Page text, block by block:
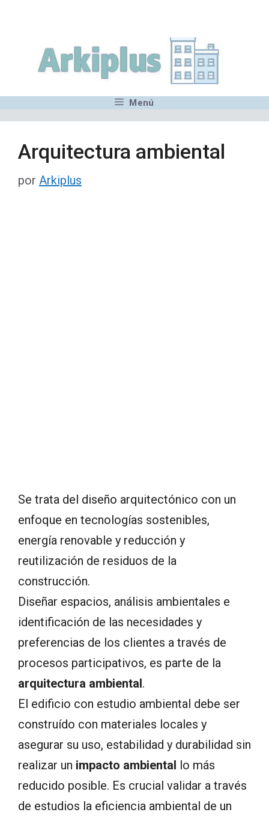
contenido
Menú
Arquitectura ambiental
por Arkiplus
Se trata del diseño arquitectónico con un
enfoque en tecnologías sostenibles,
energía renovable y reducción y
reutilización de residuos de la
construcción.
Diseñar espacios, análisis ambientales e
identificación de las necesidades y
preferencias de los clientes a través de
procesos participativos, es parte de la
arquitectura ambiental.
El edificio con estudio ambiental debe ser
construído con materiales locales y
asegurar su uso, estabilidad y durabilidad sin
realizar un impacto ambiental lo más
reducido posible. Es crucial validar a través
de estudios la eficiencia ambiental de un